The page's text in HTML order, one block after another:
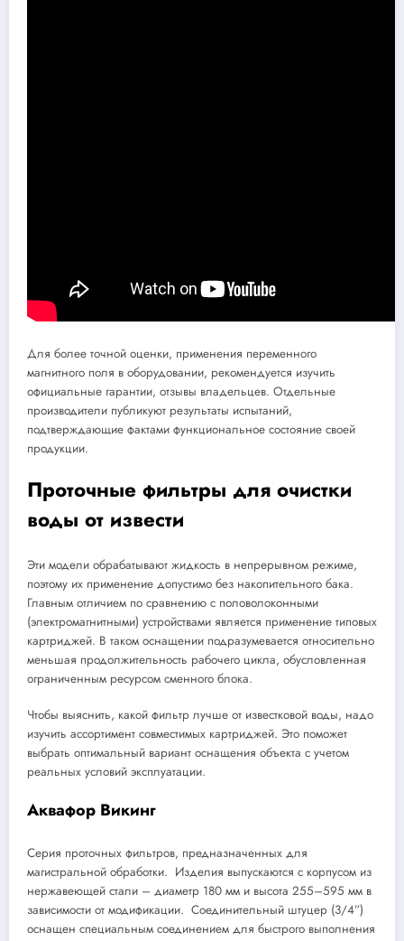
Для более точной оценки, применения переменного
магнитного поля в оборудовании, рекомендуется изучить
официальные гарантии, отзывы владельцев. Отдельные
производители публикуют результаты испытаний,
подтверждающие фактами функциональное состояние своей
продукции.
Проточные фильтры для очистки
воды от извести
Эти модели обрабатывают жидкость в непрерывном режиме,
поэтому их применение допустимо без накопительного бака.
Главным отличием по сравнению с половолоконными
(электромагнитными) устройствами является применение типовых
картриджей. В таком оснащении подразумевается относительно
меньшая продолжительность рабочего цикла, обусловленная
ограниченным ресурсом сменного блока.
Чтобы выяснить, какой фильтр лучше от известковой воды, надо
изучить ассортимент совместимых картриджей. Это поможет
выбрать оптимальный вариант оснащения объекта с учетом
реальных условий эксплуатации.
Аквафор Викинг
Серия проточных фильтров, предназначенных для
магистральной обработки. Изделия выпускаются с корпусом из
нержавеющей стали – диаметр 180 мм и высота 255–595 мм в
зависимости от модификации. Соединительный штуцер (3/4”)
оснащен специальным соединением для быстрого выполнения